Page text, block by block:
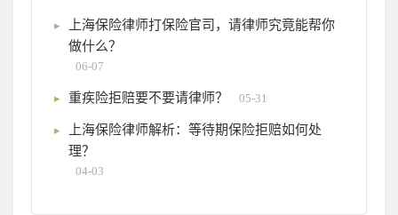
上海保险律师打保险官司，请律师究竟能帮你
做什么？
06-07
重疾险拒赔要不要请律师？ 05-31
上海保险律师解析：等待期保险拒赔如何处
理？
04-03